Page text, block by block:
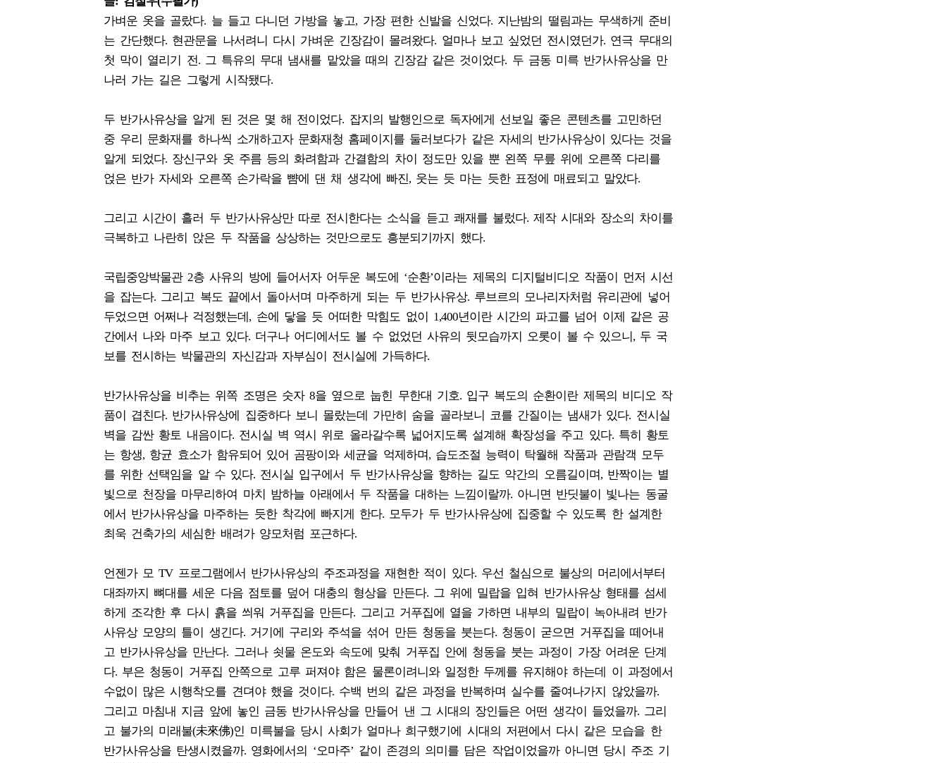
가벼운 옷을 골랐다. 늘 들고 다니던 가방을 놓고, 가장 편한 신발을 신었다. 지난밤의 떨림과는 무색하게 준비
는 간단했다. 현관문을 나서려니 다시 가벼운 긴장감이 몰려왔다. 얼마나 보고 싶었던 전시였던가. 연극 무대의
첫 막이 열리기 전. 그 특유의 무대 냄새를 맡았을 때의 긴장감 같은 것이었다. 두 금동 미륵 반가사유상을 만
나러 가는 길은 그렇게 시작됐다.
두 반가사유상을 알게 된 것은 몇 해 전이었다. 잡지의 발행인으로 독자에게 선보일 좋은 콘텐츠를 고민하던
중 우리 문화재를 하나씩 소개하고자 문화재청 홈페이지를 둘러보다가 같은 자세의 반가사유상이 있다는 것을
알게 되었다. 장신구와 옷 주름 등의 화려함과 간결함의 차이 정도만 있을 뿐 왼쪽 무릎 위에 오른쪽 다리를
얹은 반가 자세와 오른쪽 손가락을 뺨에 댄 채 생각에 빠진, 웃는 듯 마는 듯한 표정에 매료되고 말았다.
그리고 시간이 흘러 두 반가사유상만 따로 전시한다는 소식을 듣고 쾌재를 불렀다. 제작 시대와 장소의 차이를
극복하고 나란히 앉은 두 작품을 상상하는 것만으로도 흥분되기까지 했다.
국립중앙박물관 2층 사유의 방에 들어서자 어두운 복도에 ‘순환’이라는 제목의 디지털비디오 작품이 먼저 시선
을 잡는다. 그리고 복도 끝에서 돌아서며 마주하게 되는 두 반가사유상. 루브르의 모나리자처럼 유리관에 넣어
두었으면 어쩌나 걱정했는데, 손에 닿을 듯 어떠한 막힘도 없이 1,400년이란 시간의 파고를 넘어 이제 같은 공
간에서 나와 마주 보고 있다. 더구나 어디에서도 볼 수 없었던 사유의 뒷모습까지 오롯이 볼 수 있으니, 두 국
보를 전시하는 박물관의 자신감과 자부심이 전시실에 가득하다.
반가사유상을 비추는 위쪽 조명은 숫자 8을 옆으로 눕힌 무한대 기호. 입구 복도의 순환이란 제목의 비디오 작
품이 겹친다. 반가사유상에 집중하다 보니 몰랐는데 가만히 숨을 골라보니 코를 간질이는 냄새가 있다. 전시실
벽을 감싼 황토 내음이다. 전시실 벽 역시 위로 올라갈수록 넓어지도록 설계해 확장성을 주고 있다. 특히 황토
는 항생, 항균 효소가 함유되어 있어 곰팡이와 세균을 억제하며, 습도조절 능력이 탁월해 작품과 관람객 모두
를 위한 선택임을 알 수 있다. 전시실 입구에서 두 반가사유상을 향하는 길도 약간의 오름길이며, 반짝이는 별
빛으로 천장을 마무리하여 마치 밤하늘 아래에서 두 작품을 대하는 느낌이랄까. 아니면 반딧불이 빛나는 동굴
에서 반가사유상을 마주하는 듯한 착각에 빠지게 한다. 모두가 두 반가사유상에 집중할 수 있도록 한 설계한
최욱 건축가의 세심한 배려가 양모처럼 포근하다.
언젠가 모 TV 프로그램에서 반가사유상의 주조과정을 재현한 적이 있다. 우선 철심으로 불상의 머리에서부터
대좌까지 뼈대를 세운 다음 점토를 덮어 대충의 형상을 만든다. 그 위에 밀랍을 입혀 반가사유상 형태를 섬세
하게 조각한 후 다시 흙을 씌워 거푸집을 만든다. 그리고 거푸집에 열을 가하면 내부의 밀랍이 녹아내려 반가
사유상 모양의 틀이 생긴다. 거기에 구리와 주석을 섞어 만든 청동을 붓는다. 청동이 굳으면 거푸집을 떼어내
고 반가사유상을 만난다. 그러나 쇳물 온도와 속도에 맞춰 거푸집 안에 청동을 붓는 과정이 가장 어려운 단계
다. 부은 청동이 거푸집 안쪽으로 고루 퍼져야 함은 물론이려니와 일정한 두께를 유지해야 하는데 이 과정에서
수없이 많은 시행착오를 견뎌야 했을 것이다. 수백 번의 같은 과정을 반복하며 실수를 줄여나가지 않았을까.
그리고 마침내 지금 앞에 놓인 금동 반가사유상을 만들어 낸 그 시대의 장인들은 어떤 생각이 들었을까. 그리
고 불가의 미래불(未來佛)인 미륵불을 당시 사회가 얼마나 희구했기에 시대의 저편에서 다시 같은 모습을 한
반가사유상을 탄생시켰을까. 영화에서의 ‘오마주’ 같이 존경의 의미를 담은 작업이었을까 아니면 당시 주조 기